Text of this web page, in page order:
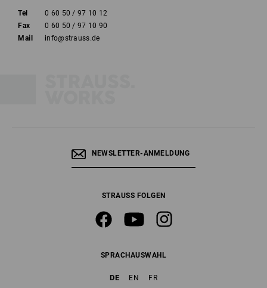
Tel
0 60 50 / 97 10 12
Fax
0 60 50 / 97 10 90
Mail
info@strauss.de
NEWSLETTER-ANMELDUNG
STRAUSS FOLGEN
SPRACHAUSWAHL
DE EN FR